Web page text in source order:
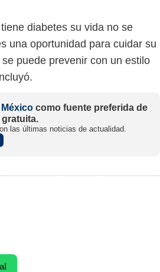
diabetes su vida no se
una oportunidad para cuidar su
puede prevenir con un estilo
México como fuente preferida de
las últimas noticias de actualidad.